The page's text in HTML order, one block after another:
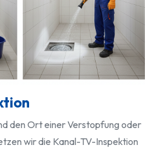
den Ort einer Verstopfung oder
wir die Kanal-TV-Inspektion